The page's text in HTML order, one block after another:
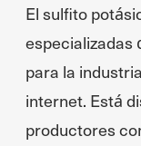
El sulfito
especializadas
para la
internet. Está
productores